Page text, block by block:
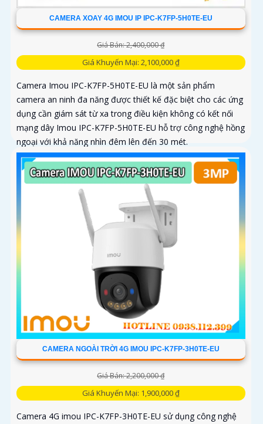
CAMERA XOAY 4G IMOU IP IPC-K7FP-5H0TE-EU
Giá Bán: 2,400,000 ₫
Giá Khuyến Mại: 2,100,000 ₫
Camera Imou IPC-K7FP-5H0TE-EU là một sản phẩm
camera an ninh đa năng được thiết kế đặc biệt cho các ứng
dụng cần giám sát từ xa trong điều kiện không có kết nối
mạng dây Imou IPC-K7FP-5H0TE-EU hỗ trợ công nghệ hồng
ngoại với khả năng nhìn đêm lên đến 30 mét.
CAMERA NGOÀI TRỜI 4G IMOU IPC-K7FP-3H0TE-EU
Giá Bán: 2,200,000 ₫
Giá Khuyến Mại: 1,900,000 ₫
Camera 4G imou IPC-K7FP-3H0TE-EU sử dụng công nghệ